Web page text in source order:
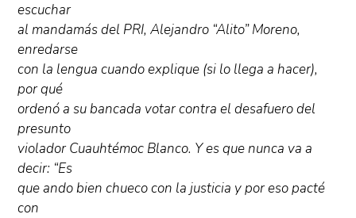
escuchar
al mandamás del PRI, Alejandro “Alito” Moreno,
enredarse
con la lengua cuando explique (si lo llega a hacer),
por qué
ordenó a su bancada votar contra el desafuero del
presunto
violador Cuauhtémoc Blanco. Y es que nunca va a
decir: “Es
que ando bien chueco con la justicia y por eso pacté
con